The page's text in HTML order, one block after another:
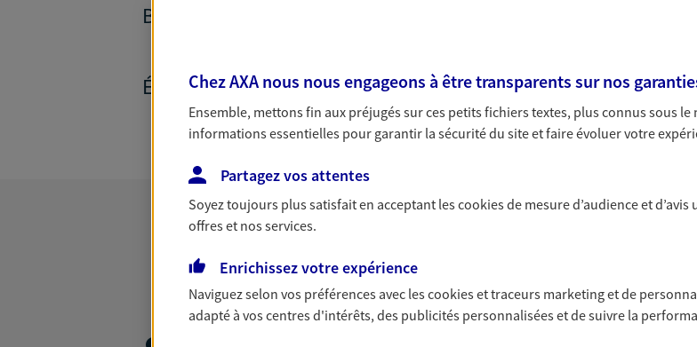
BANQUE ET CRÉDITS
ÉPARGNE ET RETRAITE
Chez AXA nous nous engageons à être transparents sur nos
Ensemble, mettons fin aux préjugés sur ces petits fichiers textes, plus connus sous le
informations essentielles pour garantir la sécurité du site et faire évoluer votre
Partagez vos attentes
Soyez toujours plus satisfait en acceptant lescookiesde mesure d’audience et
offres et nos services.
Enrichissez votre expérience
Naviguez selon vos préférences avec lescookies et traceurs marketing et de
adapté à vos centres d'intérêts, des publicités personnalisées et de suivre la